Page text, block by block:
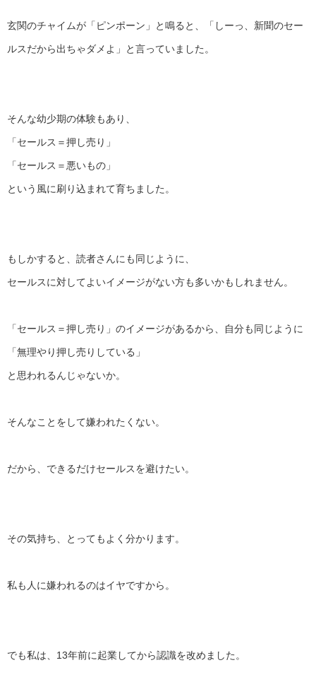
玄関のチャイムが「ピンポーン」と鳴ると、「しーっ、 新聞のセー
ルスだから出ちゃダメよ」と言っていました。
そんな幼少期の体験もあり、
「セールス＝押し売り」
「セールス＝悪いもの」
という風に刷り込まれて育ちました。
もしかすると、読者さんにも同じように、
セールスに対してよいイメージがない方も多いかもしれません。
「セールス＝押し売り」のイメージがあるから、自分も同じように
「無理やり押し売りしている」
と思われるんじゃないか。
そんなことをして嫌われたくない。
だから、できるだけセールスを避けたい。
その気持ち、とってもよく分かります。
私も人に嫌われるのはイヤですから。
でも私は、13年前に起業してから認識を改めました。